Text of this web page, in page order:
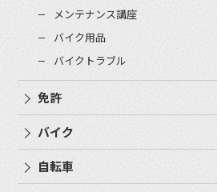
メンテナンス講座
バイク用品
バイクトラブル
免許
バイク
自転車